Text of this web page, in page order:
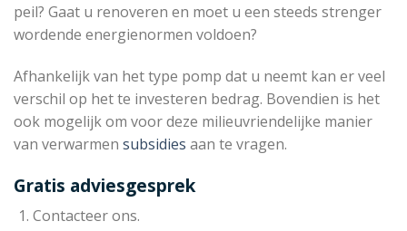
peil? Gaat u renoveren en moet u een steeds strenger
wordende energienormen voldoen?
Afhankelijk van het type pomp dat u neemt kan er veel
verschil op het te investeren bedrag. Bovendien is het
ook mogelijk om voor deze milieuvriendelijke manier
van verwarmen subsidies aan te vragen.
Gratis adviesgesprek
Contacteer ons.